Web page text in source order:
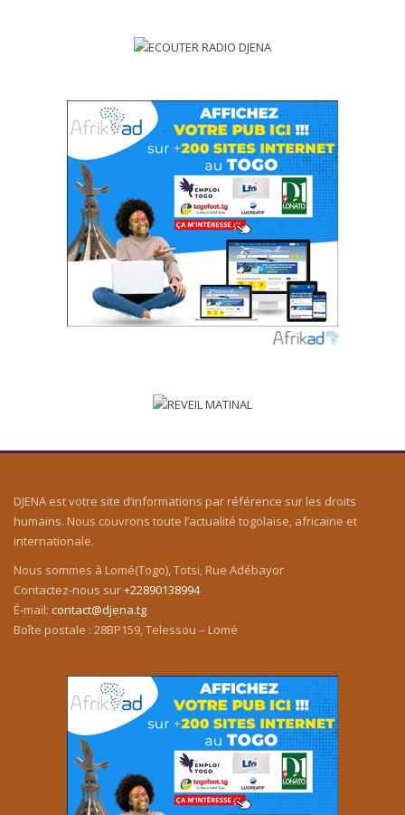
DJENA est votre site d’informations par référence sur les droits
humains. Nous couvrons toute l’actualité togolaise, africaine et
internationale.
Nous sommes à Lomé(Togo), Totsi, Rue Adébayor
Contactez-nous sur+22890138994
É-mail: contact@djena.tg
Boîte postale : 28BP159, Telessou – Lomé